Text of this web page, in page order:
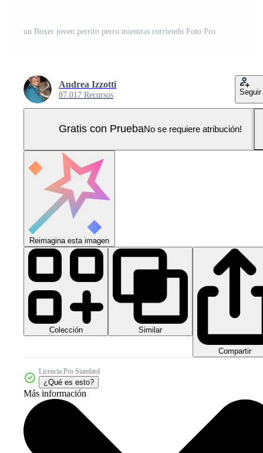
un Boxer joven perrito perro mientras corriendo Foto Pro
Andrea Izzotti
87.017 Recursos Seguir
Gratis con PruebaNo se requiere atribución!
Reimagina esta imagen
Colección Similar
Compartir
Licencia Pro Standard
¿Qué es esto?
Más información